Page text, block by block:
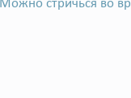
Можно стричься во